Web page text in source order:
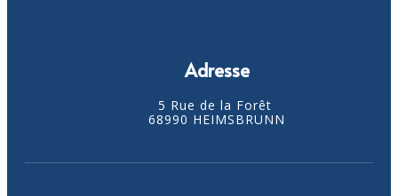
Adresse
5 Rue de la Forêt
68990 HEIMSBRUNN